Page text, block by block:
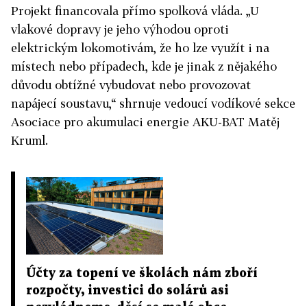
Projekt financovala přímo spolková vláda. „U
vlakové dopravy je jeho výhodou oproti
elektrickým lokomotivám, že ho lze využít i na
místech nebo případech, kde je jinak z nějakého
důvodu obtížné vybudovat nebo provozovat
napájecí soustavu,“ shrnuje vedoucí vodíkové sekce
Asociace pro akumulaci energie AKU-BAT Matěj
Kruml.
Účty za topení ve školách nám zboří
rozpočty, investici do solárů asi